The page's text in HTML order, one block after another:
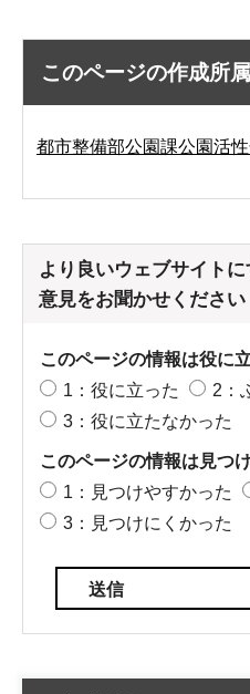
このページの作成所属
都市整備部公園課公園活
より良いウェブサイト
意見をお聞かせください
このページの情報は役に
1：役に立った
2：
3：役に立たなかった
このページの情報は見つ
1：見つけやすかった
3：見つけにくかった